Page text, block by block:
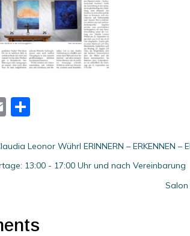
Email
Leonor Wührl ERINNERN – ERKENNEN
13:00 - 17:00 Uhr und nach Vereinbarung
Salon